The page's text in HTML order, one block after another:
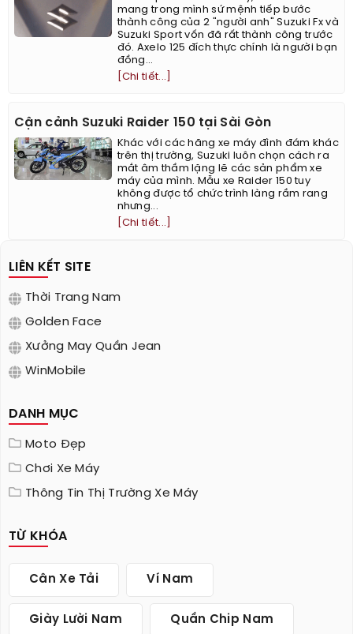
mang trong mình sứ mệnh tiếp bước
thành công của 2 "người anh" Suzuki Fx và
Suzuki Sport vốn đã rất thành công trước
đó. Axelo 125 đích thực chính là người bạn
đồng...
[Chi tiết...]
Cận cảnh Suzuki Raider 150 tại Sài Gòn
Khác với các hãng xe máy đình đám khác
trên thị trường, Suzuki luôn chọn cách ra
mắt âm thầm lặng lẽ các sản phẩm xe
máy của mình. Mẫu xe Raider 150 tuy
không được tổ chức trình làng rầm rang
nhưng...
[Chi tiết...]
LIÊN KẾT SITE
Thời Trang Nam
Golden Face
Xưởng May Quần Jean
WinMobile
DANH MỤC
Moto Đẹp
Chơi Xe Máy
Thông Tin Thị Trường Xe Máy
TỪ KHÓA
Cân Xe Tải Ví Nam
Giày Lười Nam Quần Chip Nam